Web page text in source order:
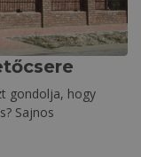
gondolja, hogy
Sajnos